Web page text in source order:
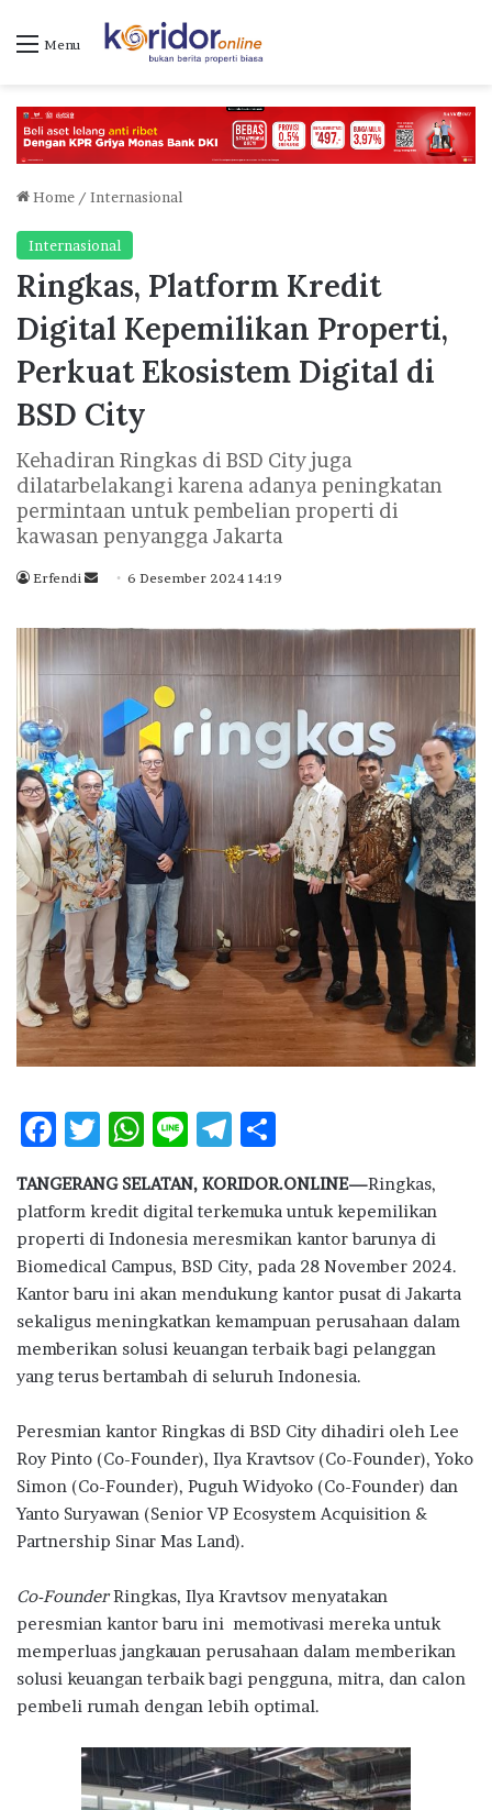
Menu
Home / Internasional
Internasional
Ringkas, Platform Kredit
Digital Kepemilikan Properti,
Perkuat Ekosistem Digital di
BSD City
Kehadiran Ringkas di BSD City juga
dilatarbelakangi karena adanya peningkatan
permintaan untuk pembelian properti di
kawasan penyangga Jakarta
Erfendi
n
n
e
m
a
i
l
6 Desember 2024 14:19
F
e
b
o
o
k
T
it
te
r
W
at
s
A
p
p
Li
e
T
e
g
ra
m
ar
e
TANGERANG SELATAN, KORIDOR.ONLINE—Ringkas,
platform kredit digital terkemuka untuk kepemilikan
properti di Indonesia meresmikan kantor barunya di
Biomedical Campus, BSD City, pada 28 November 2024.
Kantor baru ini akan mendukung kantor pusat di Jakarta
sekaligus meningkatkan kemampuan perusahaan dalam
memberikan solusi keuangan terbaik bagi pelanggan
yang terus bertambah di seluruh Indonesia.
Peresmian kantor Ringkas di BSD City dihadiri oleh Lee
Roy Pinto (Co-Founder), Ilya Kravtsov (Co-Founder), Yoko
Simon (Co-Founder), Puguh Widyoko (Co-Founder) dan
Yanto Suryawan (Senior VP Ecosystem Acquisition &
Partnership Sinar Mas Land).
Co-FounderRingkas, Ilya Kravtsov menyatakan
peresmian kantor baru ini memotivasi mereka untuk
memperluas jangkauan perusahaan dalam memberikan
solusi keuangan terbaik bagi pengguna, mitra, dan calon
pembeli rumah dengan lebih optimal.